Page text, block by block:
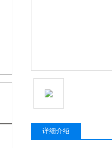
详细介绍